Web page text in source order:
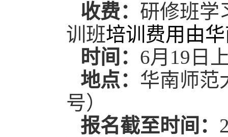
收费： 研修班学
训班培训费用由
时间： 6月19日
地点： 华南师范
号）
报名截至时间：